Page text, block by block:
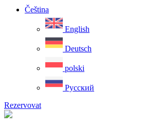
Čeština
English
Deutsch
polski
Русский
Rezervovat